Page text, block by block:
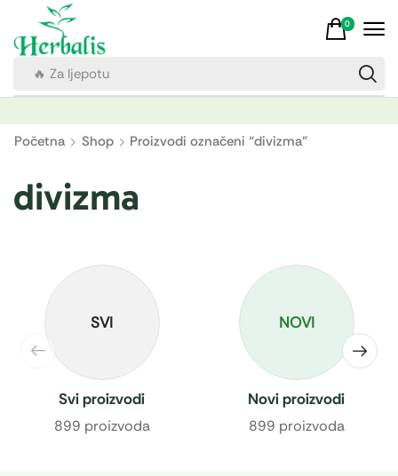
🔥 Za ljepotu
0
Početna Shop Proizvodi označeni “divizma”
divizma
SVI
Svi proizvodi
899 proizvoda
NOVI
Novi proizvodi
899 proizvoda